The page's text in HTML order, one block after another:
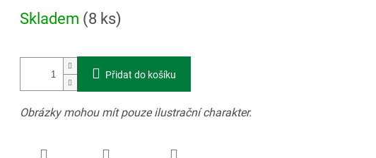
cena:
Skladem (8 ks)
Přidat do košíku
Obrázky mohou mít pouze ilustrační charakter.